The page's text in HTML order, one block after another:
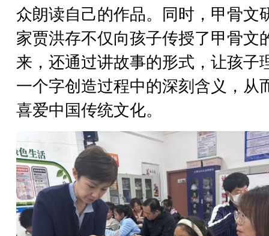
众朗读自己的作品。同时，甲骨文
家贾洪存不仅向孩子传授了甲骨文
来，还通过讲故事的形式，让孩子
一个字创造过程中的深刻含义，从
喜爱中国传统文化。